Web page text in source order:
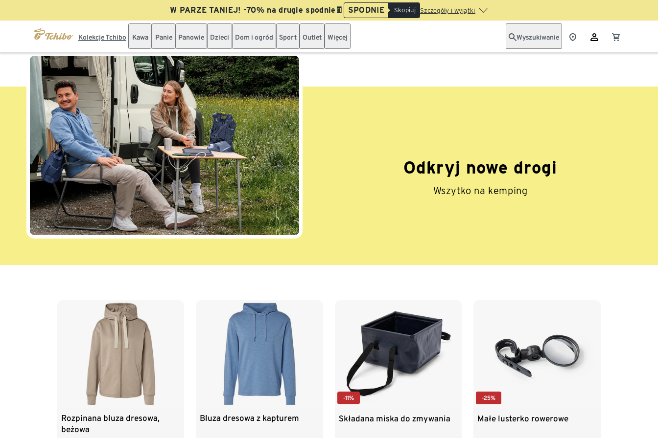
W PARZE TANIEJ! -70% na drugie spodnie👖 SPODNIE Skopiuj Szczegóły i wyjątki
Kolekcje Tchibo Kawa Panie Panowie Dzieci Dom i ogród Sport Outlet Więcej Wyszukiwanie
Odkryj nowe drogi
Wszytko na kemping
Rozpinana bluza dresowa,
beżowa
Bluza dresowa z kapturem
-11%
Składana miska do zmywania
-25%
Małe lusterko rowerowe